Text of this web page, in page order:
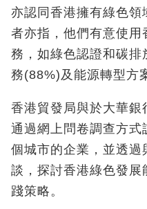
亦認同香港擁有綠色
者亦指，他們有意使用
務，如綠色認證和碳排
務(88%)及能源轉型方
香港貿發局與於大華銀
通過網上問卷調查方式
個城市的企業，並透
談，探討香港綠色發展
踐策略。